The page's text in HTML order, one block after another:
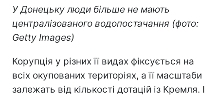
У Донецьку люди більше не мають
централізованого водопостачання (фото:
Getty Images)
Корупція у різних її видах фіксується на
всіх окупованих територіях, а її масштаби
залежать від кількості дотацій із Кремля. І